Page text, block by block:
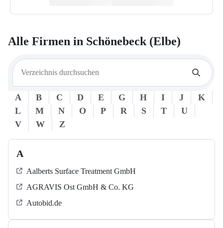
Alle Firmen in Schönebeck (Elbe)
A B C D E G H I J
K
L
M N O P R S T
U
V
W Z
A
Aalberts Surface Treatment GmbH
AGRAVIS Ost GmbH & Co. KG
Autobid.de